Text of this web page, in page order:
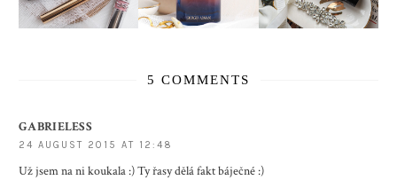
5 COMMENTS
GABRIELESS
24 AUGUST 2015 AT 12:48
Už jsem na ni koukala :) Ty řasy dělá fakt báječné :)